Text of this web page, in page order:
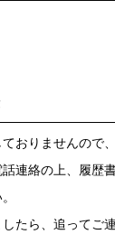
おりませんので
連絡の上、履歴
たら、追ってご